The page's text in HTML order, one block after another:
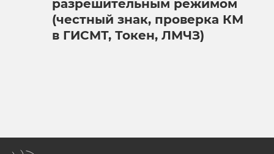
разрешительным режимом
(честный знак, проверка КМ
в ГИСМТ, Токен, ЛМЧЗ)